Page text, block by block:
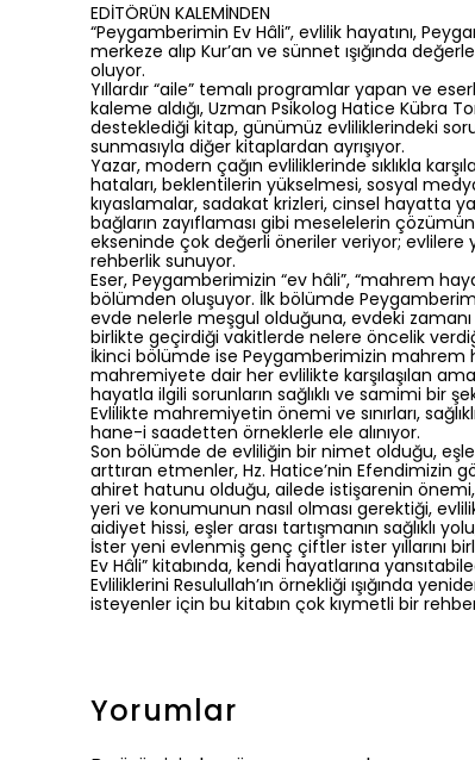
EDİTÖRÜN KALEMİNDEN
“Peygamberimin Ev Hâli”, evlilik hayatını,
merkeze alıp Kur’an ve sünnet ışığında
oluyor.
Yıllardır “aile” temalı programlar yapan ve
kaleme aldığı, Uzman Psikolog Hatice Kübra
desteklediği kitap, günümüz evliliklerindeki
sunmasıyla diğer kitaplardan ayrışıyor.
Yazar, modern çağın evliliklerinde sıklıkla
hataları, beklentilerin yükselmesi, sosyal
kıyaslamalar, sadakat krizleri, cinsel hayatta
bağların zayıflaması gibi meselelerin
ekseninde çok değerli öneriler veriyor;
rehberlik sunuyor.
Eser, Peygamberimizin “ev hâli”, “mahrem
bölümden oluşuyor. İlk bölümde
evde nelerle meşgul olduğuna, evdeki
birlikte geçirdiği vakitlerde nelere öncelik
İkinci bölümde ise Peygamberimizin mahrem
mahremiyete dair her evlilikte karşılaşılan
hayatla ilgili sorunların sağlıklı ve samimi bir
Evlilikte mahremiyetin önemi ve sınırları,
hane-i saadetten örneklerle ele alınıyor.
Son bölümde de evliliğin bir nimet olduğu,
arttıran etmenler, Hz. Hatice’nin Efendimizin
ahiret hatunu olduğu, ailede istişarenin
yeri ve konumunun nasıl olması gerektiği,
aidiyet hissi, eşler arası tartışmanın sağlıklı
İster yeni evlenmiş genç çiftler ister yıllarını
Ev Hâli” kitabında, kendi hayatlarına
Evliliklerini Resulullah’ın örnekliği ışığında
isteyenler için bu kitabın çok kıymetli bir
Yorumlar